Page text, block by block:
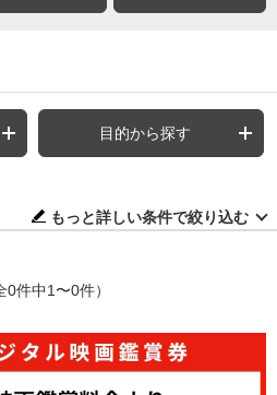
目的から探す
もっと詳しい条件で絞り込む
0件中1〜0件）